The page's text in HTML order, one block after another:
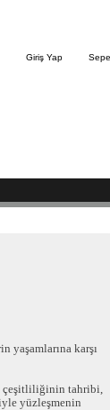
Giriş Yap
yaşamlarına karşı
çeşitliliğinin tahribi,
yüzleşmenin